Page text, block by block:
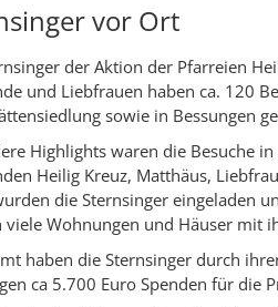
vor Ort
der Aktion der Pfarreien
und Liebfrauen haben ca. 120
sowie in Bessungen
Highlights waren die Besuche
Heilig Kreuz, Matthäus,
die Sternsinger eingeladen
Wohnungen und Häuser mit
haben die Sternsinger durch
ca 5.700 Euro Spenden für die